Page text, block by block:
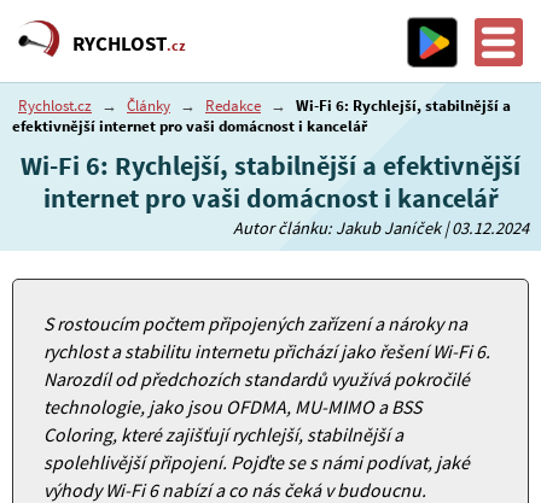
RYCHLOST.cz
Rychlost.cz → Články → Redakce → Wi-Fi 6: Rychlejší, stabilnější a
efektivnější internet pro vaši domácnost i kancelář
Wi-Fi 6: Rychlejší, stabilnější a efektivnější
internet pro vaši domácnost i kancelář
Autor článku: Jakub Janíček | 03.12.2024
S rostoucím počtem připojených zařízení a nároky na
rychlost a stabilitu internetu přichází jako řešení Wi-Fi 6.
Narozdíl od předchozích standardů využívá pokročilé
technologie, jako jsou OFDMA, MU-MIMO a BSS
Coloring, které zajišťují rychlejší, stabilnější a
spolehlivější připojení. Pojďte se s námi podívat, jaké
výhody Wi-Fi 6 nabízí a co nás čeká v budoucnu.